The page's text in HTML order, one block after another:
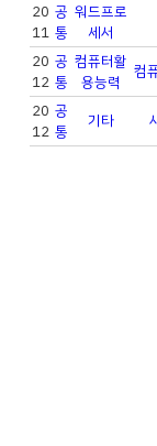
20
11
공
통
워드프로
세서
20
12
공
통
컴퓨터활
용능력
컴
20
12
공
통
기타